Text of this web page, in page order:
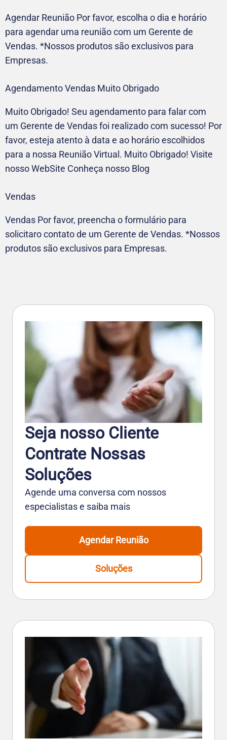
Agendar Reunião Por favor, escolha o dia e horário
para agendar uma reunião com um Gerente de
Vendas. *Nossos produtos são exclusivos para
Empresas.
Agendamento Vendas Muito Obrigado
Muito Obrigado! Seu agendamento para falar com
um Gerente de Vendas foi realizado com sucesso! Por
favor, esteja atento à data e ao horário escolhidos
para a nossa Reunião Virtual. Muito Obrigado! Visite
nosso WebSite Conheça nosso Blog
Vendas
Vendas Por favor, preencha o formulário para
solicitaro contato de um Gerente de Vendas. *Nossos
produtos são exclusivos para Empresas.
Seja nosso Cliente
Contrate Nossas
Soluções
Agende uma conversa com nossos
especialistas e saiba mais
Agendar Reunião
Soluções